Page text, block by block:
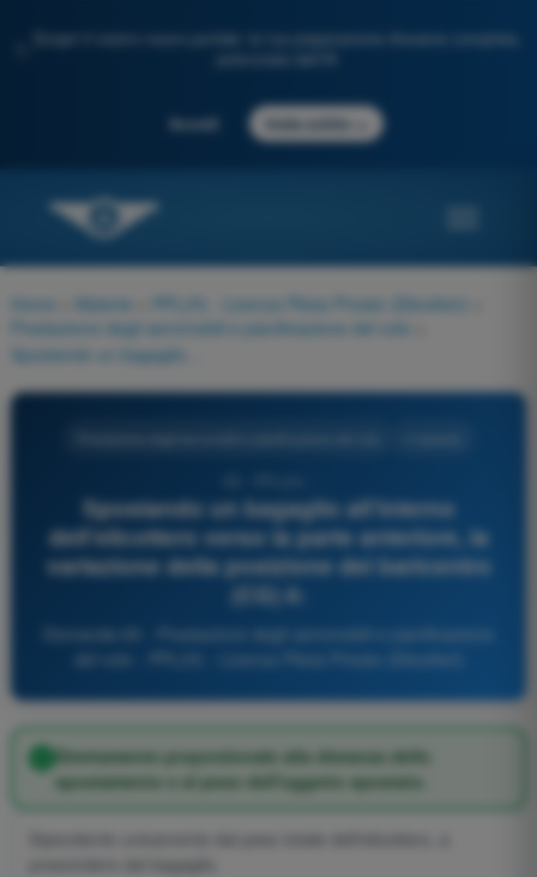
Scopri il nostro nuovo portale: la tua preparazione d'esame completa,
Accedi Inizia subito
Home Materie PPL(H) - Licenza Pilota Privato (Elicotteri)
Prestazione degli aeromobili e pianificazione del volo
Spostando un bagaglio all'interno
dell'elicottero verso la parte anteriore, la
variazione della posizione del baricentro
(CG) è:
Direttamente proporzionale alla distanza dello
spostamento e al peso dell'oggetto spostato.